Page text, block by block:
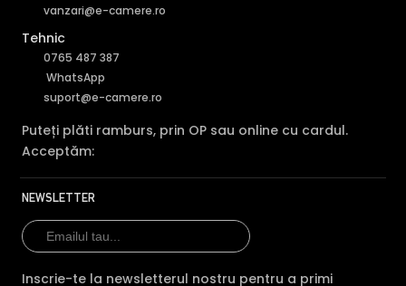
vanzari@e-camere.ro
Tehnic
0765 487 387
WhatsApp
suport@e-camere.ro
Puteți plăti ramburs, prin OP sau online cu cardul.
Acceptăm:
NEWSLETTER
Inscrie-te la newsletterul nostru pentru a primi